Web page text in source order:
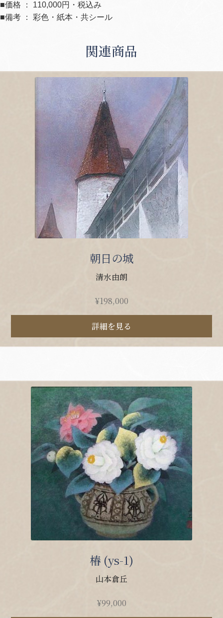
■価格 ： 110,000円・税込み
■備考 ： 彩色・紙本・共シール
関連商品
朝日の城
清水由朗
¥198,000
詳細を見る
椿 (ys-1)
山本倉丘
¥99,000